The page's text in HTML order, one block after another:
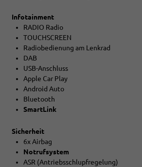
Infotainment
RADIO Radio
TOUCHSCREEN
Radiobedienung am Lenkrad
DAB
USB-Anschluss
Apple Car Play
Android Auto
Bluetooth
SmartLink
Sicherheit
6x Airbag
Notrufsystem
ASR (Antriebsschlupfregelung)